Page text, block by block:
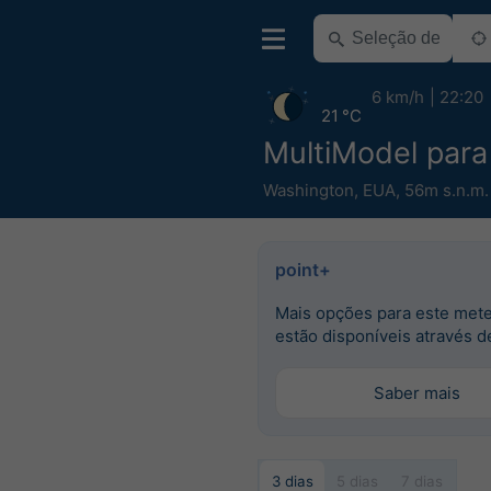
MultiModel
Washington, EUA, 56m s.n.m.
21 °C
6 km/h 22:20
point+
Mais opções para este
estão disponíveis através
Saber mais
3 dias 5 dias 7 dias